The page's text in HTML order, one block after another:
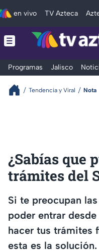
en vivo TV Azteca
Programas Jalisco
Tendencia y Viral Nota
¿Sabías que
trámites del
Si te preocupan
poder entrar
hacer tus trámites
esta es la solución.